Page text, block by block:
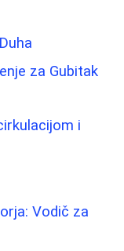
za Gubitak
i
Vodič za